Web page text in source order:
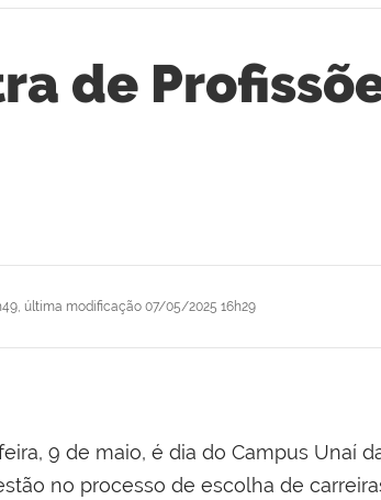
de
última modificação 07/05/2025 16h29
9 de maio, é dia do Campus Unaí
no processo de escolha de